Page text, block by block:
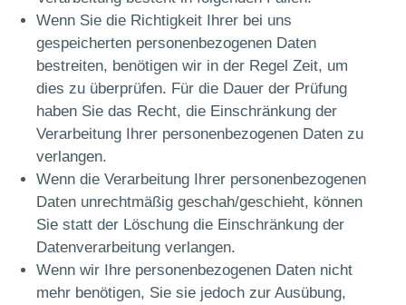
Wenn Sie die Richtigkeit Ihrer bei uns
gespeicherten personenbezogenen Daten
bestreiten, benötigen wir in der Regel Zeit, um
dies zu überprüfen. Für die Dauer der Prüfung
haben Sie das Recht, die Einschränkung der
Verarbeitung Ihrer personenbezogenen Daten zu
verlangen.
Wenn die Verarbeitung Ihrer personenbezogenen
Daten unrechtmäßig geschah/geschieht, können
Sie statt der Löschung die Einschränkung der
Datenverarbeitung verlangen.
Wenn wir Ihre personenbezogenen Daten nicht
mehr benötigen, Sie sie jedoch zur Ausübung,